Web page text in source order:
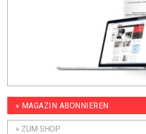
» MAGAZIN ABONNIEREN
» ZUM SHOP